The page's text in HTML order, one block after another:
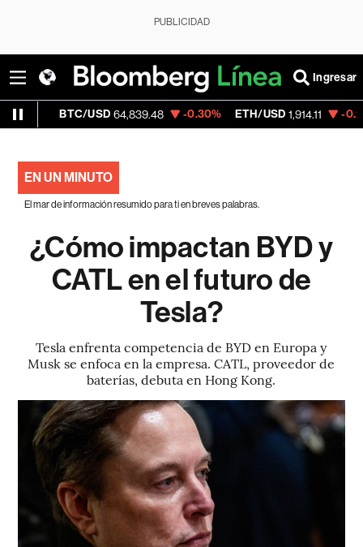
PUBLICIDAD
Ingresar
BTC/USD 64,839.48 -0.30% ETH/USD 1,914.11 -0.26%
EN UN MINUTO
El mar de información resumido para ti en breves palabras.
¿Cómo impactan BYD y
CATL en el futuro de
Tesla?
Tesla enfrenta competencia de BYD en Europa y
Musk se enfoca en la empresa. CATL, proveedor de
baterías, debuta en Hong Kong.